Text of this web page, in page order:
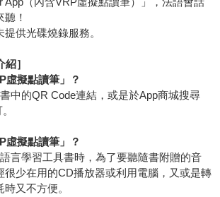
！
供光碟燒錄服務。
］
虛擬點讀筆」？
書中的QR Code連結，或是於App商城搜尋
虛擬點讀筆」？
語言學習工具書時，為了要聽隨書附贈的音
很少在用的CD播放器或利用電腦，又或是轉
又不方便。